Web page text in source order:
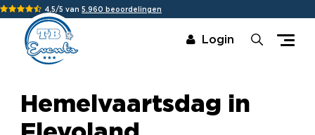
4,5/5 van 5.960 beoordelingen
Login
Hemelvaartsdag in